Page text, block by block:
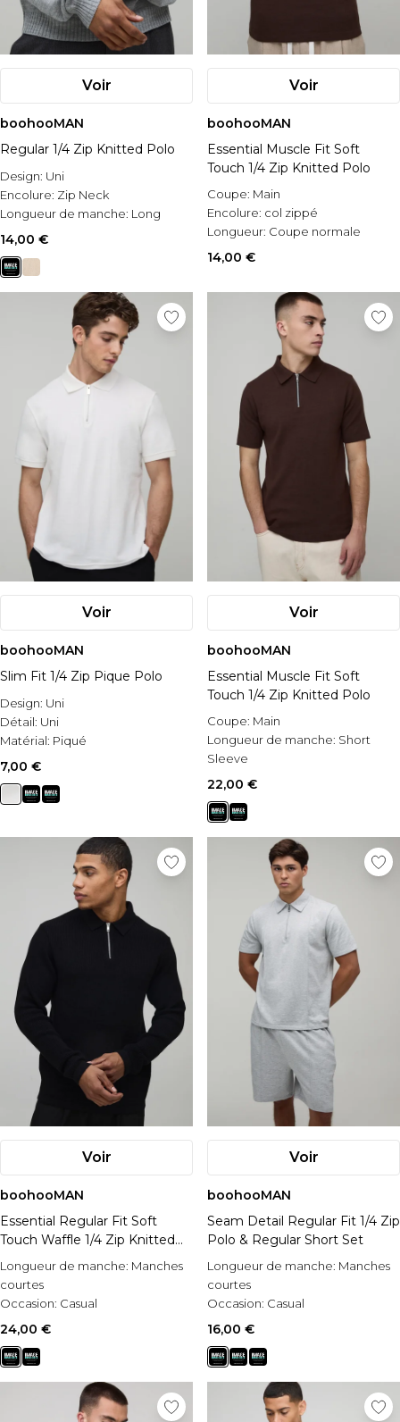
Voir
boohooMAN
Regular 1/4 Zip Knitted Polo
Design: Uni
Encolure: Zip Neck
Longueur de manche: Long
Sleeve
14,00 €
Voir
boohooMAN
Essential Muscle Fit Soft
Touch 1/4 Zip Knitted Polo
Coupe: Main
Encolure: col zippé
Longueur: Coupe normale
14,00 €
Voir
boohooMAN
Slim Fit 1/4 Zip Pique Polo
Design: Uni
Détail: Uni
Matérial: Piqué
7,00 €
Voir
boohooMAN
Essential Muscle Fit Soft
Touch 1/4 Zip Knitted Polo
Coupe: Main
Longueur de manche: Short
Sleeve
Occasion:
22,00 €
Voir
boohooMAN
Essential Regular Fit Soft
Touch Waffle 1/4 Zip Knitted
Polo
Longueur de manche: Manches
courtes
Occasion: Casual
Style:Polo
24,00 €
Voir
boohooMAN
Seam Detail Regular Fit 1/4 Zip
Polo & Regular Short Set
Longueur de manche: Manches
courtes
Occasion: Casual
Style:
Ensemble polo et short
16,00 €